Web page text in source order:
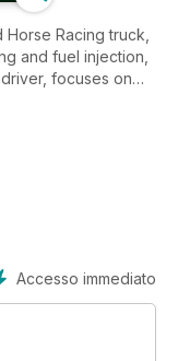
Racing truck,
and fuel injection,
focuses on
technological
Accesso immediato